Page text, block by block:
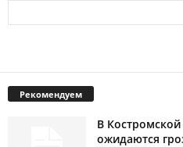
Рекомендуем
В
ожидаются